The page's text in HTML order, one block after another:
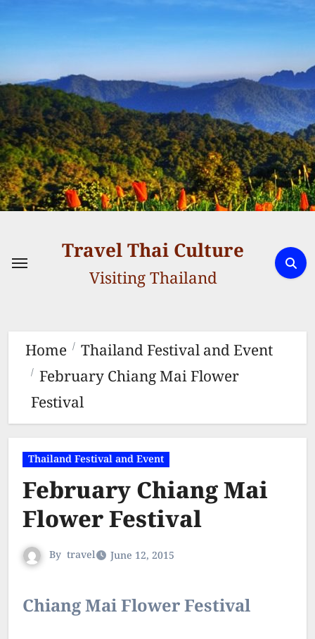
content
Travel Thai Culture
Visiting Thailand
Home
Thailand Festival and Event
February Chiang Mai Flower
Festival
Thailand Festival and Event
February Chiang Mai
Flower Festival
By travel June 12, 2015
Chiang Mai Flower Festival